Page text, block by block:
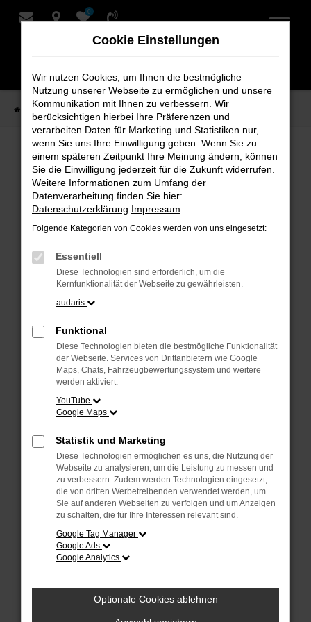
Zum
0
Startseite Verkauf Fahrzeug-Showroom
Fahrzeug-Showroom
Beim Laden ist ein Fehler aufgetreten.
Hier sind ein paar Tipps, die dir helfen können:
Überprüfe deine Firewall und deine
Internetverbindung.
Laden andere Webseiten, zum Beispiel
deine Suchmaschine?
Prüfe deine Browsererweiterungen.
Manche Erweiterungen, wie Werbeblocker,
können das Laden bestimmter Seiten
verhindern. Funktioniert die Seite in einem
anderen Browser oder in einem privaten
Fenster?
Starte dein Gerät neu.
Das kann manchmal helfen,
vorübergehende Probleme zu beheben.
Stelle sicher, dass dein Browser und dein
Betriebssystem auf dem neuesten Stand
Veraltete Software birgt nicht nur ein
Cookie Einstellungen
Wir nutzen Cookies, um Ihnen die bestmögliche
Nutzung unserer Webseite zu ermöglichen und unsere
Kommunikation mit Ihnen zu verbessern. Wir
berücksichtigen hierbei Ihre Präferenzen und
verarbeiten Daten für Marketing und Statistiken nur,
wenn Sie uns Ihre Einwilligung geben. Wenn Sie zu
einem späteren Zeitpunkt Ihre Meinung ändern, können
Sie die Einwilligung jederzeit für die Zukunft widerrufen.
Weitere Informationen zum Umfang der
Datenverarbeitung finden Sie hier:
Datenschutzerklärung Impressum
Folgende Kategorien von Cookies werden von uns eingesetzt:
Essentiell
Diese Technologien sind erforderlich, um die
Kernfunktionalität der Webseite zu gewährleisten.
audaris
Funktional
Diese Technologien bieten die bestmögliche Funktionalität
der Webseite. Services von Drittanbietern wie Google
Maps, Chats, Fahrzeugbewertungssystem und weitere
werden aktiviert.
YouTube
Google Maps
Statistik und Marketing
Diese Technologien ermöglichen es uns, die Nutzung der
Webseite zu analysieren, um die Leistung zu messen und
zu verbessern. Zudem werden Technologien eingesetzt,
die von dritten Werbetreibenden verwendet werden, um
Sie auf anderen Webseiten zu verfolgen und um Anzeigen
zu schalten, die für Ihre Interessen relevant sind.
Google Tag Manager
Google Ads
Google Analytics
Optionale Cookies ablehnen